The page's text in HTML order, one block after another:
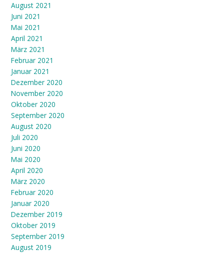
August 2021
Juni 2021
Mai 2021
April 2021
März 2021
Februar 2021
Januar 2021
Dezember 2020
November 2020
Oktober 2020
September 2020
August 2020
Juli 2020
Juni 2020
Mai 2020
April 2020
März 2020
Februar 2020
Januar 2020
Dezember 2019
Oktober 2019
September 2019
August 2019